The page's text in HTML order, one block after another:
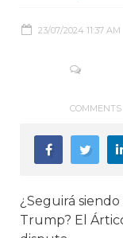
23/07/2024 11:37 AM
COMMENTS
¿Seguirá
Trump? El